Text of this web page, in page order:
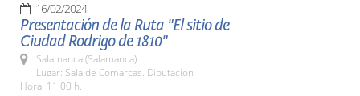
16/02/2024
Presentación de la Ruta "El sitio de
Ciudad Rodrigo de 1810"
Salamanca (Salamanca)
Lugar: Sala de Comarcas. Diputación
Hora: 11:00 h.